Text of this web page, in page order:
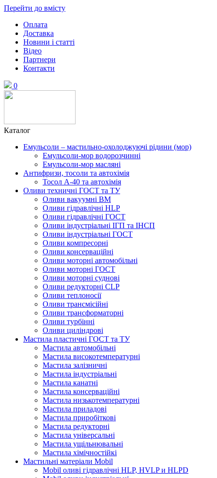
Перейти до вмісту
Оплата
Доставка
Новини і статті
Відео
Партнери
Контакти
0
Каталог
Емульсоли – мастильно-охолоджуючі рідини (мор)
Емульсоли-мор водорозчинні
Емульсоли-мор масляні
Антифризи, тосоли та автохімія
Тосол А-40 та автохімія
Оливи техничні ГОСТ та ТУ
Оливи вакуумні ВМ
Оливи гідравлічні HLP
Оливи гідравлічні ГОСТ
Оливи індустріальні ІГП та ІНСП
Оливи індустріальні ГОСТ
Оливи компресорні
Оливи консерваційні
Оливи моторні автомобільні
Оливи моторні ГОСТ
Оливи моторні суднові
Оливи редукторні CLP
Оливи теплоносії
Оливи трансмісійні
Оливи трансформаторні
Оливи турбінні
Оливи циліндрові
Мастила пластичні ГОСТ та ТУ
Мастила автомобільні
Мастила високотемпературні
Мастила залізничні
Мастила індустріальні
Мастила канатні
Мастила консерваційні
Мастила низькотемпературні
Мастила приладові
Мастила приробіткові
Мастила редукторні
Мастила універсальні
Мастила ущільнювальні
Мастила хімічностійкі
Мастильні матеріали Mobil
Mobil оливі гідравлічні HLP, HVLP и HLPD